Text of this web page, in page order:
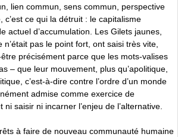
lien commun, sens commun, perspective
c’est ce qui la détruit : le capitalisme
actuel d’accumulation. Les Gilets jaunes,
pas le point fort, ont saisi très vite,
précisément parce que les mots-valises
– que leur mouvement, plus qu’apolitique,
c’est-à-dire contre l’ordre d’un monde
admise comme exercice de
saisir ni incarner l’enjeu de l’alternative.
à faire de nouveau communauté humaine